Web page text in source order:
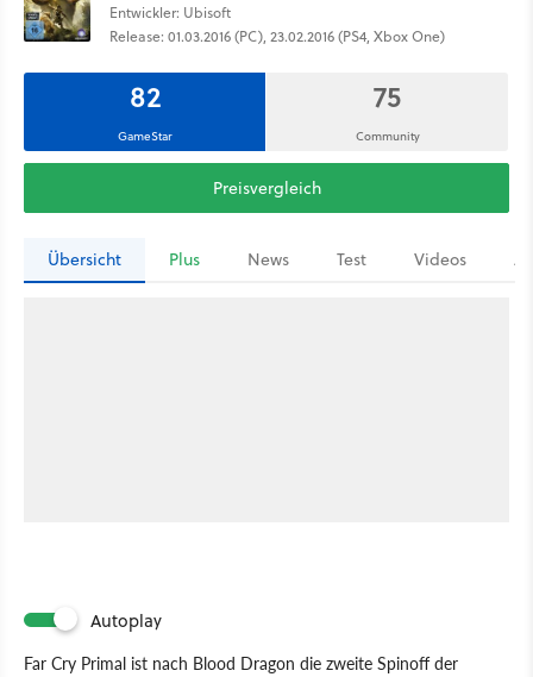
Entwickler: Ubisoft
Release: 01.03.2016 (PC), 23.02.2016 (PS4, Xbox One)
82
GameStar
75
Community
Preisvergleich
Übersicht Plus News Test Videos
Autoplay
Far Cry Primal ist nach Blood Dragon die zweite Spinoff der